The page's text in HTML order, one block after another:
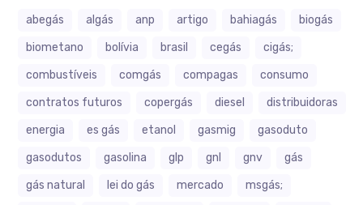
abegás algás anp artigo bahiagás
biogás
biometano
bolívia brasil cegás
cigás;
combustíveis
comgás compagas
consumo
contratos futuros
copergás diesel
distribuidoras
energia
es gás etanol gasmig
gasoduto
gasodutos
gasolina glp gnl gnv
gás
gás natural
lei do gás mercado
msgás;